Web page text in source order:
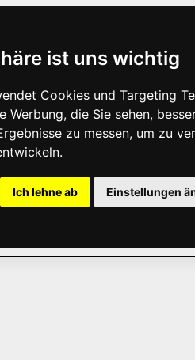
ist uns wichtig
Cookies und Targeting
Werbung, die Sie sehen,
zu messen, um zu
Ich lehne ab Einstellungen